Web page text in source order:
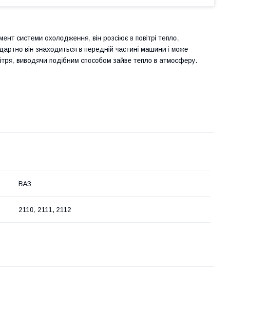
системи охолодження, він розсіює в повітрі тепло,
він знаходиться в передній частині машини і може
виводячи подібним способом зайве тепло в атмосферу.
ВАЗ
2110, 2111, 2112